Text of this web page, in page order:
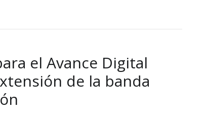
el Avance Digital
de la banda